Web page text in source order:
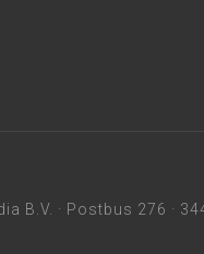
B.V. · Postbus 276 ·